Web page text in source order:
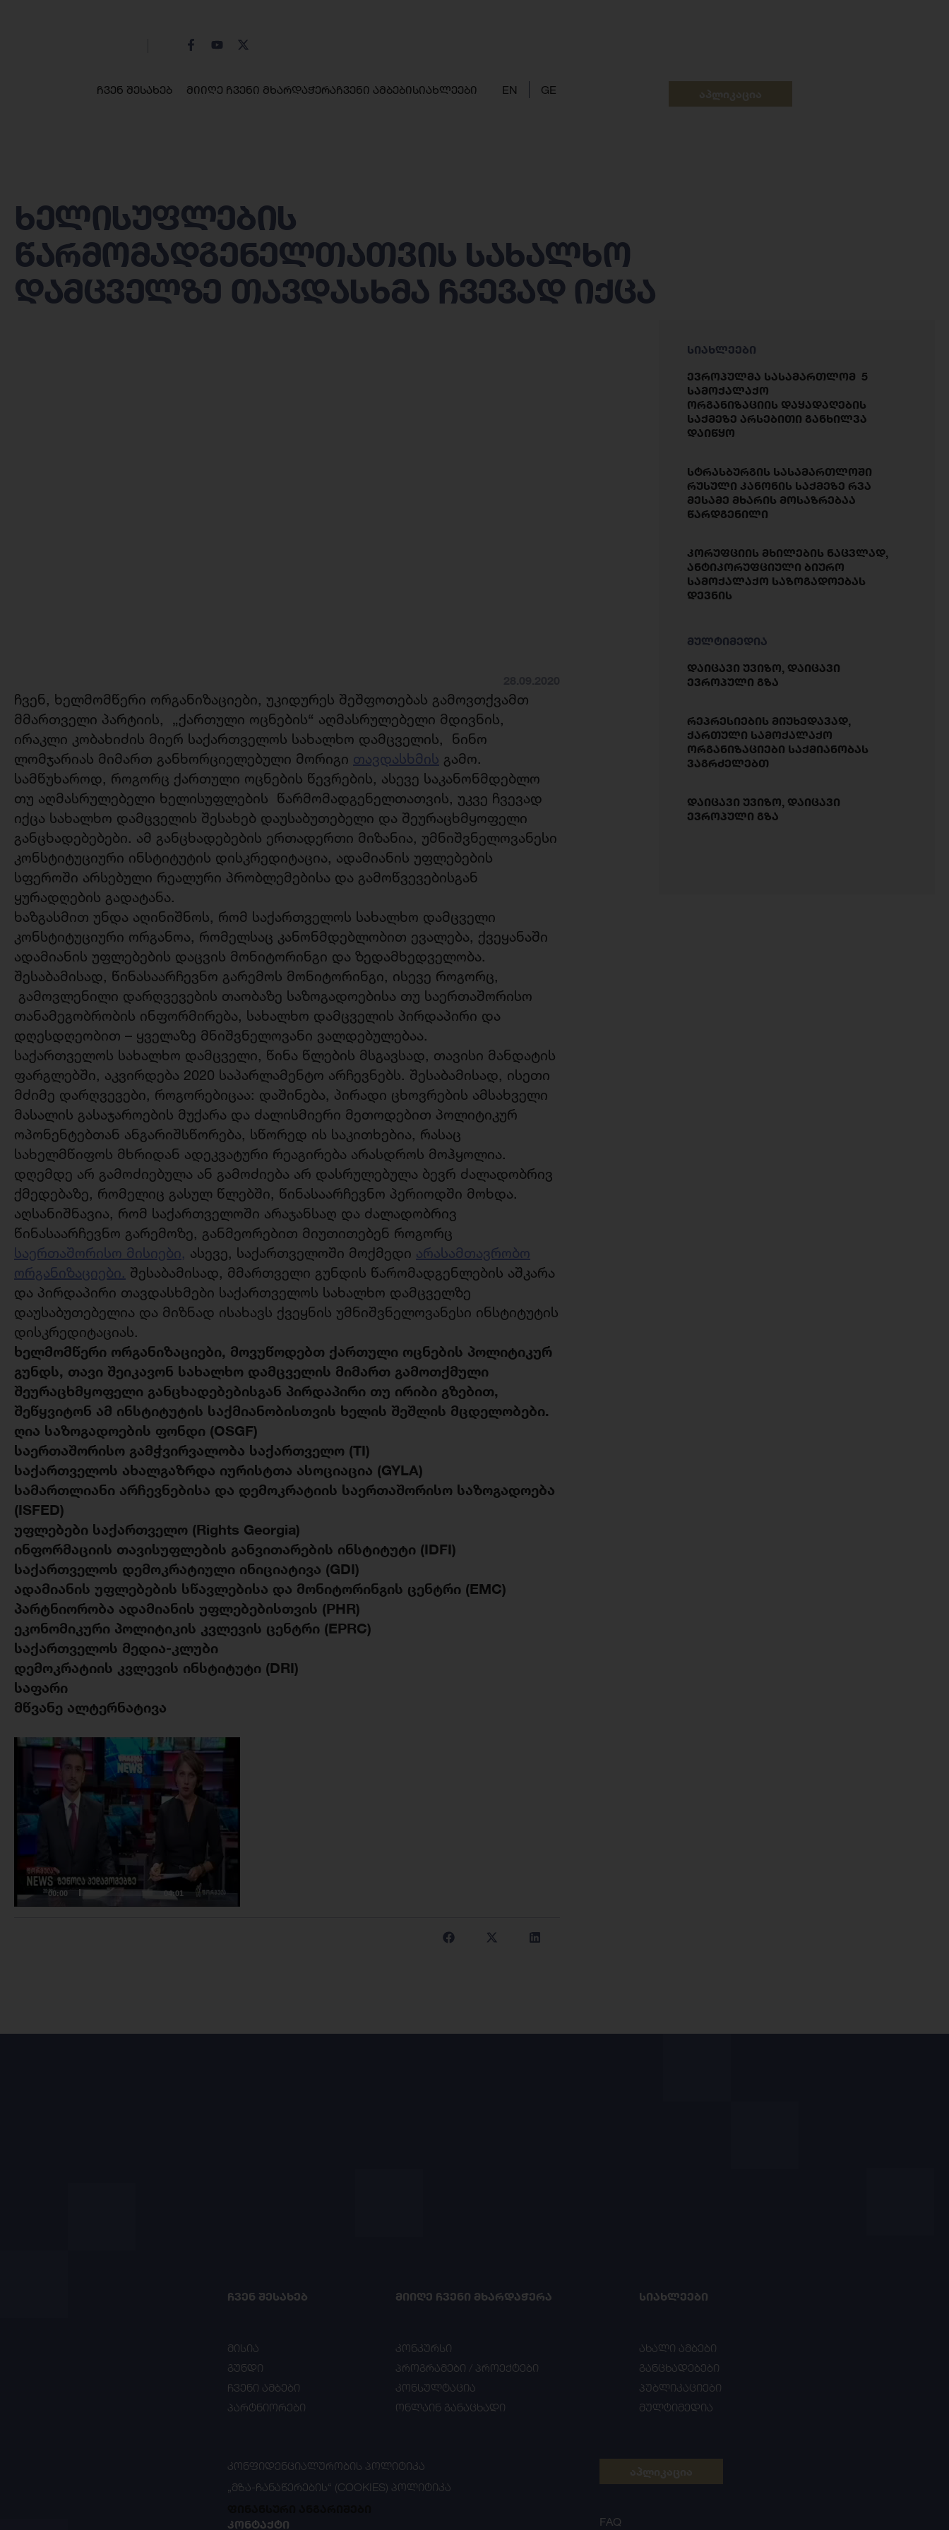
ჩვენ შესახებ მიიღე ჩვენი მხარდაჭერაჩვენი ამბებისიახლეები EN GE
ხელისუფლების
წარმომადგენელთათვის სახალხო
დამცველზე თავდასხმა ჩვევად იქცა
ჩვენ, ხელმომწერი ორგანიზაციები, უკიდურეს შეშფოთებას გამოვთქვამთ
მმართველი პარტიის, „ქართული ოცნების“ აღმასრულებელი მდივნის,
ირაკლი კობახიძის მიერ საქართველოს სახალხო დამცველის, ნინო
ლომჯარიას მიმართ განხორციელებული მორიგი თავდასხმის გამო.
სამწუხაროდ, როგორც ქართული ოცნების წევრების, ასევე საკანონმდებლო
თუ აღმასრულებელი ხელისუფლების წარმომადგენელთათვის, უკვე ჩვევად
იქცა სახალხო დამცველის შესახებ დაუსაბუთებელი და შეურაცხმყოფელი
განცხადებებები. ამ განცხადებების ერთადერთი მიზანია, უმნიშვნელოვანესი
კონსტიტუციური ინსტიტუტის დისკრედიტაცია, ადამიანის უფლებების
სფეროში არსებული რეალური პრობლემებისა და გამოწვევებისგან
ყურადღების გადატანა.
ხაზგასმით უნდა აღინიშნოს, რომ საქართველოს სახალხო დამცველი
კონსტიტუციური ორგანოა, რომელსაც კანონმდებლობით ევალება, ქვეყანაში
ადამიანის უფლებების დაცვის მონიტორინგი და ზედამხედველობა.
შესაბამისად, წინასაარჩევნო გარემოს მონიტორინგი, ისევე როგორც,
გამოვლენილი დარღვევების თაობაზე საზოგადოებისა თუ საერთაშორისო
თანამეგობრობის ინფორმირება, სახალხო დამცველის პირდაპირი და
დღესდღეობით – ყველაზე მნიშვნელოვანი ვალდებულებაა.
საქართველოს სახალხო დამცველი, წინა წლების მსგავსად, თავისი მანდატის
ფარგლებში, აკვირდება 2020 საპარლამენტო არჩევნებს. შესაბამისად, ისეთი
მძიმე დარღვევები, როგორებიცაა: დაშინება, პირადი ცხოვრების ამსახველი
მასალის გასაჯაროების მუქარა და ძალისმიერი მეთოდებით პოლიტიკურ
ოპონენტებთან ანგარიშსწორება, სწორედ ის საკითხებია, რასაც
სახელმწიფოს მხრიდან ადეკვატური რეაგირება არასდროს მოჰყოლია.
დღემდე არ გამოძიებულა ან გამოძიება არ დასრულებულა ბევრ ძალადობრივ
ქმედებაზე, რომელიც გასულ წლებში, წინასაარჩევნო პერიოდში მოხდა.
აღსანიშნავია, რომ საქართველოში არაჯანსაღ და ძალადობრივ
წინასაარჩევნო გარემოზე, განმეორებით მიუთითებენ როგორც
საერთაშორისო მისიები, ასევე, საქართველოში მოქმედი არასამთავრობო
ორგანიზაციები. შესაბამისად, მმართველი გუნდის წარომადგენლების აშკარა
და პირდაპირი თავდასხმები საქართველოს სახალხო დამცველზე
დაუსაბუთებელია და მიზნად ისახავს ქვეყნის უმნიშვნელოვანესი ინსტიტუტის
დისკრედიტაციას.
ხელმომწერი ორგანიზაციები, მოვუწოდებთ ქართული ოცნების პოლიტიკურ
გუნდს, თავი შეიკავონ სახალხო დამცველის მიმართ გამოთქმული
შეურაცხმყოფელი განცხადებებისგან პირდაპირი თუ ირიბი გზებით,
შეწყვიტონ ამ ინსტიტუტის საქმიანობისთვის ხელის შეშლის მცდელობები.
ღია საზოგადოების ფონდი (OSGF)
საერთაშორისო გამჭვირვალობა საქართველო (TI)
საქართველოს ახალგაზრდა იურისტთა ასოციაცია (GYLA)
სამართლიანი არჩევნებისა და დემოკრატიის საერთაშორისო საზოგადოება
(ISFED)
უფლებები საქართველო (Rights Georgia)
ინფორმაციის თავისუფლების განვითარების ინსტიტუტი (IDFI)
საქართველოს დემოკრატიული ინიციატივა (GDI)
ადამიანის უფლებების სწავლებისა და მონიტორინგის ცენტრი (EMC)
პარტნიორობა ადამიანის უფლებებისთვის (PHR)
ეკონომიკური პოლიტიკის კვლევის ცენტრი (EPRC)
საქართველოს მედია-კლუბი
დემოკრატიის კვლევის ინსტიტუტი (DRI)
საფარი
მწვანე ალტერნატივა
ვიდეო
დამკვრელი
00:00 04:01
სიახლეები
ევროპულმა სასამართლომ 5
სამოქალაქო
ორგანიზაციის დაყადაღების
საქმეზე არსებითი განხილვა
დაიწყო
სტრასბურგის სასამართლოში
რუსული კანონის საქმეზე რვა
მესამე მხარის მოსაზრებაა
წარდგენილი
კორუფციის მხილების ნაცვლად,
ანტიკორუფციული ბიურო
სამოქალაქო საზოგადოებას
დევნის
მულტიმედია
დაიცავი უვიზო, დაიცავი
ევროპული გზა
რეპრესიების მიუხედავად,
ქართული სამოქალაქო
ორგანიზაციები საქმიანობას
ვაგრძელებთ
დაიცავი უვიზო, დაიცავი
ევროპული გზა
ᲩᲕᲔᲜ ᲨᲔᲡᲐᲮᲔᲑ
მისია
გუნდი
ჩვენი ამბები
პარტნიორები
ᲛᲘᲘᲦᲔ ᲩᲕᲔᲜᲘ ᲛᲮᲐᲠᲓᲐᲭᲔᲠᲐ
კონკურსი
პროგრამები / პროექტები
კონსულტაცია
ონლაინ განაცხადი
ᲡᲘᲐᲮᲚᲔᲔᲑᲘ
ახალი ამბები
განცხადებები
პუბლიკაციები
მულტიმედია
ᲙᲝᲜᲤᲘᲓᲔᲜᲪᲘᲐᲚᲣᲠᲝᲑᲘᲡ ᲞᲝᲚᲘᲢᲘᲙᲐ
„ᲛᲖᲐ-ᲩᲐᲜᲐᲬᲔᲠᲔᲑᲘᲡ“ (COOKIES) ᲞᲝᲚᲘᲢᲘᲙᲐ
ᲙᲝᲜᲢᲐᲥᲢᲘ
FAQ